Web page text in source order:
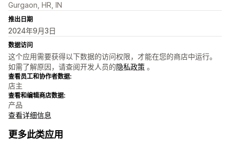
Gurgaon, HR, IN
推出日期
2024年9月3日
数据访问
这个应用需要获得以下数据的访问权限，才能在您的商店中运行。
如需了解原因，请查阅开发人员的隐私政策 。
查看员工和协作者数据:
店主
查看和编辑商店数据:
产品
查看详细信息
更多此类应用